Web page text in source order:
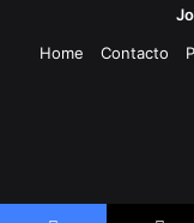
Home
Contacto